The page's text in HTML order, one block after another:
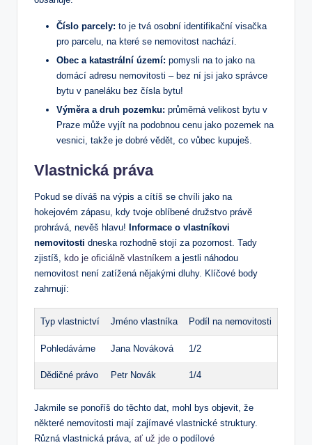
Číslo parcely: to je ‌tvá osobní identifikační visačka
pro parcelu, ‍na které se nemovitost⁢ nachází.
Obec‍ a katastrální území: ⁤pomysli na to jako na
domácí adresu nemovitosti – bez ní jsi jako správce
bytu⁣ v paneláku bez⁤ čísla bytu!
Výměra a druh ⁢pozemku: průměrná velikost bytu v
Praze může vyjít⁣ na podobnou ⁣cenu jako ​pozemek ‌na
vesnici, takže je dobré vědět, co vůbec kupuješ.
Vlastnická práva
Pokud se díváš na výpis⁤ a cítíš se chvíli jako⁢ na
hokejovém zápasu, kdy tvoje oblíbené družstvo⁤ právě‌
prohrává, ‌nevěš hlavu! Informace o ⁤vlastníkovi
nemovitosti ​dneska rozhodně stojí za pozornost. Tady
zjistíš, kdo je oficiálně vlastníkem a ​jestli náhodou
nemovitost není zatížená nějakými dluhy. Klíčové⁣ body
zahrnují:
Typ vlastnictví Jméno vlastníka Podíl na nemovitosti
Pohledáváme Jana Nováková 1/2
Dědičné právo Petr Novák 1/4
Jakmile ​se ponoříš do těchto dat, mohl bys objevit, že ​
některé nemovitosti mají zajímavé vlastnické struktury.
Různá vlastnická práva, ať už jde o podílové